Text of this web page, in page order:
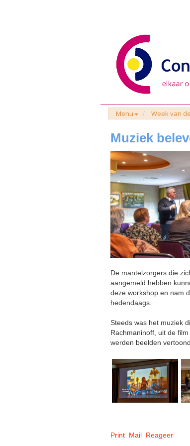
Menu Week van
Muziek
De mantelzorgers die
aangemeld hebben
deze workshop en nam
hedendaags.
Steeds was het muziek
Rachmaninoff, uit de
werden beelden
Print Mail Reageer